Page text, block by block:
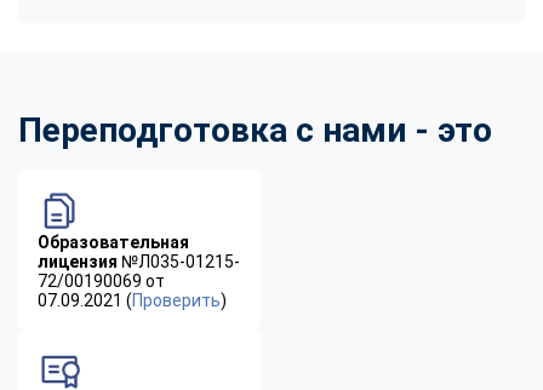
Переподготовка с нами - это
Образовательная
лицензия №Л035-01215-
72/00190069 от
07.09.2021 (Проверить)